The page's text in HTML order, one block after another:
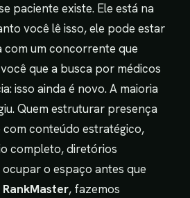
paciente existe. Ele está na
você lê isso, ele pode estar
com um concorrente que
que a busca por médicos
isso ainda é novo. A maioria
Quem estruturar presença
conteúdo estratégico,
completo, diretórios
o espaço antes que
RankMaster, fazemos